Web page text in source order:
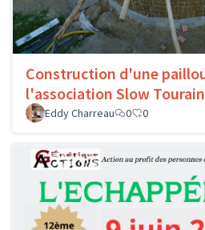
Construction d'une
l'association Slow
Eddy Charreau
0 0